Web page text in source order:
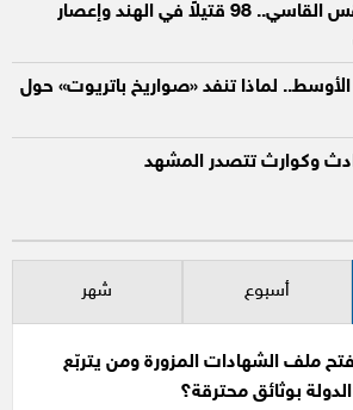
آسيا تحت ضربات الطقس القاسي.. 98 قتيلاً في الهند وإعصار
الأوسط.. لماذا تنفد «صواريخ باتريوت» حول
وكوارث تتصدر المشهد
أسبوع شهر
ملف الشهادات المزورة ومن يتربّع
بوثائق محترقة؟